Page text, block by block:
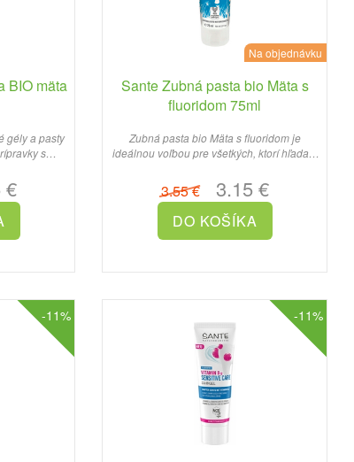
BIO mäta
gély a pasty
s
Na objednávku
Sante Zubná pasta bio Mäta s
fluoridom 75ml
Zubná pasta bio Mäta s fluoridom je
ideálnou voľbou pre všetkých, ktorí hľadajú
3.55 €3.15 €
-11% -11%